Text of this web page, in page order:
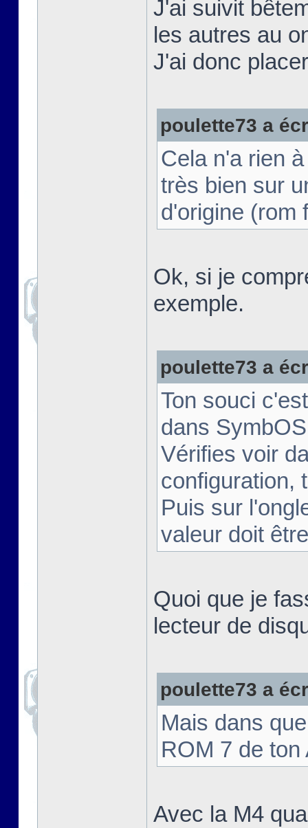
J'ai suivit
les autres au
J'ai donc
poulette73 a
Cela n'a rien
très bien sur
d'origine (rom
Ok, si je
exemple.
poulette73 a
Ton souci
dans
Vérifies voir
configuration,
Puis sur
valeur doit
Quoi que je
lecteur de
poulette73 a
Mais dans
ROM 7 de
Avec la M4